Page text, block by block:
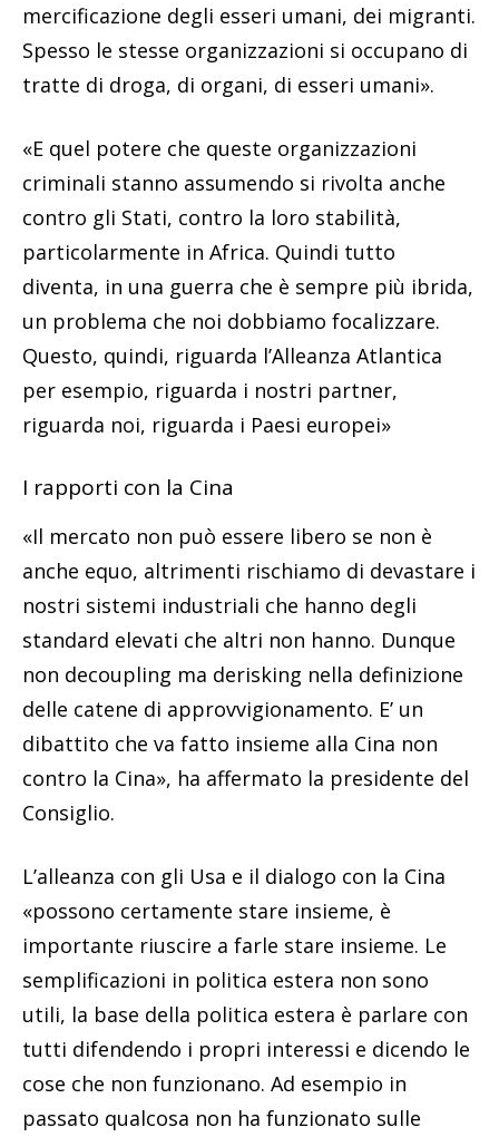
mercificazione degli esseri umani, dei migranti.
Spesso le stesse organizzazioni si occupano di
tratte di droga, di organi, di esseri umani».
«E quel potere che queste organizzazioni
criminali stanno assumendo si rivolta anche
contro gli Stati, contro la loro stabilità,
particolarmente in Africa. Quindi tutto
diventa, in una guerra che è sempre più ibrida,
un problema che noi dobbiamo focalizzare.
Questo, quindi, riguarda l’Alleanza Atlantica
per esempio, riguarda i nostri partner,
riguarda noi, riguarda i Paesi europei»
I rapporti con la Cina
«Il mercato non può essere libero se non è
anche equo, altrimenti rischiamo di devastare i
nostri sistemi industriali che hanno degli
standard elevati che altri non hanno. Dunque
non decoupling ma derisking nella definizione
delle catene di approvvigionamento. E’ un
dibattito che va fatto insieme alla Cina non
contro la Cina», ha affermato la presidente del
Consiglio.
L’alleanza con gli Usa e il dialogo con la Cina
«possono certamente stare insieme, è
importante riuscire a farle stare insieme. Le
semplificazioni in politica estera non sono
utili, la base della politica estera è parlare con
tutti difendendo i propri interessi e dicendo le
cose che non funzionano. Ad esempio in
passato qualcosa non ha funzionato sulle